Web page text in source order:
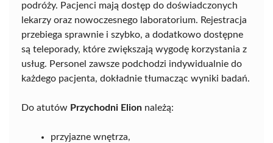
podróży. Pacjenci mają dostęp do doświadczonych
lekarzy oraz nowoczesnego laboratorium. Rejestracja
przebiega sprawnie i szybko, a dodatkowo dostępne
są teleporady, które zwiększają wygodę korzystania z
usług. Personel zawsze podchodzi indywidualnie do
każdego pacjenta, dokładnie tłumacząc wyniki badań.
Do atutów Przychodni Elion należą:
przyjazne wnętrza,